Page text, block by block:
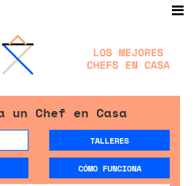
un Chef en Casa
TALLERES
CÓMO FUNCIONA